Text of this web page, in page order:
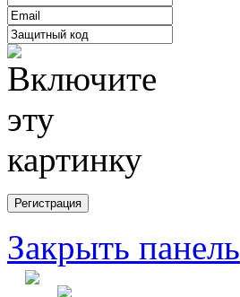
Закрыть панель